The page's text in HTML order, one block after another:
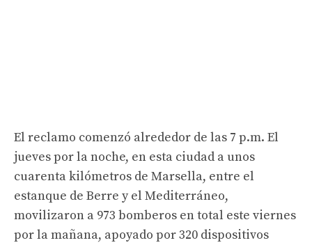
El reclamo comenzó alrededor de las 7 p.m. El
jueves por la noche, en esta ciudad a unos
cuarenta kilómetros de Marsella, entre el
estanque de Berre y el Mediterráneo,
movilizaron a 973 bomberos en total este viernes
por la mañana, apoyado por 320 dispositivos